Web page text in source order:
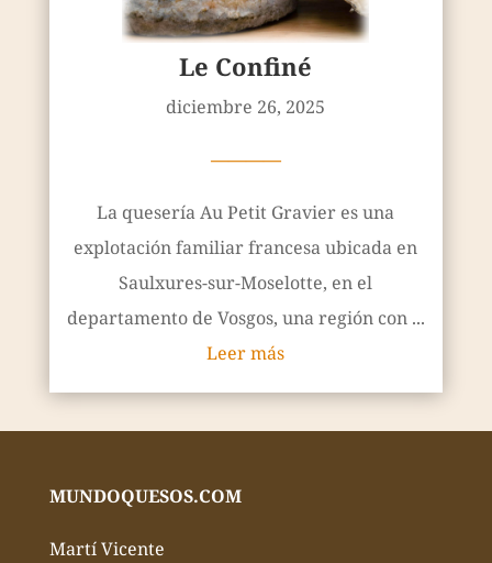
Le Confiné
diciembre 26, 2025
————
La quesería Au Petit Gravier es una
explotación familiar francesa ubicada en
Saulxures-sur-Moselotte, en el
departamento de Vosgos, una región con ...
Leer más
MUNDOQUESOS.COM
Martí Vicente